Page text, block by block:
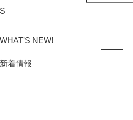
S
WHAT'S NEW!
新着情報